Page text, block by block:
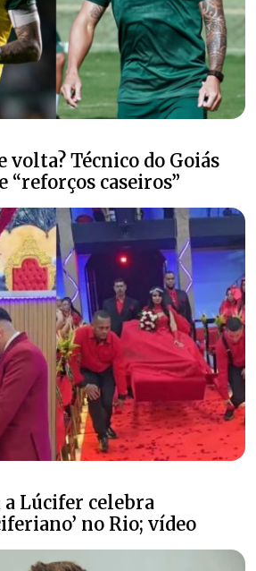
volta? Técnico do Goiás
“reforços caseiros”
a Lúcifer celebra
no Rio; vídeo